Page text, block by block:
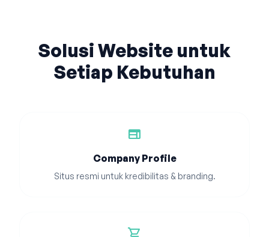
Solusi Website untuk
Setiap Kebutuhan
web
Company Profile
Situs resmi untuk kredibilitas & branding.